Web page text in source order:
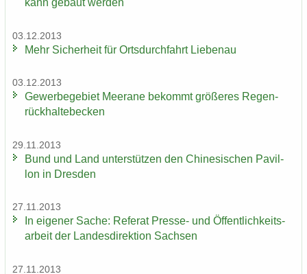
kann ge­baut wer­den
03.12.2013
Mehr Si­cher­heit für Orts­durch­fahrt Lie­be­nau
03.12.2013
Ge­wer­be­ge­biet Meer­a­ne be­kommt grö­ße­res Re­gen­
rück­hal­te­be­cken
29.11.2013
Bund und Land un­ter­stüt­zen den Chi­ne­si­schen Pa­vil­
lon in Dres­den
27.11.2013
In ei­ge­ner Sache: Re­fe­rat Presse-​ und Öf­fent­lich­keits­
ar­beit der Lan­des­di­rek­ti­on Sach­sen
27.11.2013